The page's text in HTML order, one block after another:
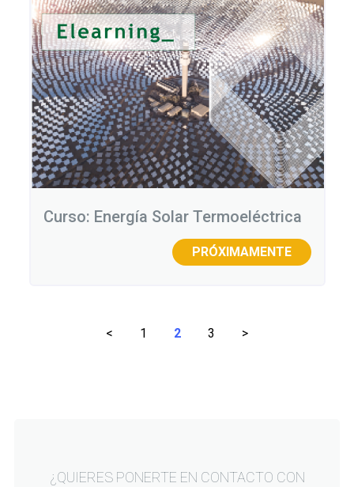
Curso: Energía Solar Termoeléctrica
PRÓXIMAMENTE
Paginación
< 1 2 3 >
¿QUIERES PONERTE EN CONTACTO CON